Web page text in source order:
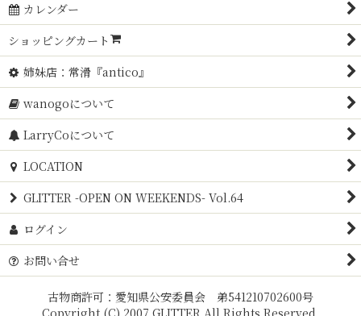
カレンダー
ショッピングカート
姉妹店：常滑『antico』
wanogoについて
LarryCoについて
LOCATION
GLITTER -OPEN ON WEEKENDS- Vol.64
ログイン
お問い合せ
古物商許可：愛知県公安委員会 弟541210702600号
Copyright (C) 2007 GLITTER All Rights Reserved.